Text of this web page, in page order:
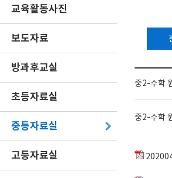
교육활동사진
보도자료
방과후교실
초등자료실
중등자료실
고등자료실
중2-수학
중2-수학